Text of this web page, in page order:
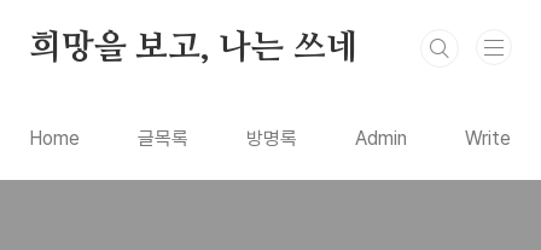
희망을 보고, 나는 쓰네
Home 글목록 방명록 Admin Write